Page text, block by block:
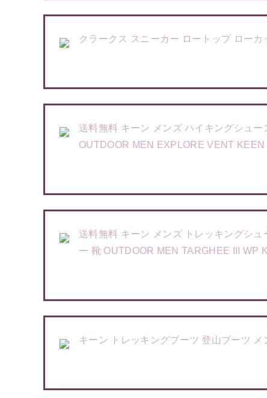
クラークス スニーカー ロートップ ロー
送料無料 キーン メンズ ハイキングシュ
OUTDOOR MEN EXPLORE VENT
送料無料 キーン メンズ トレッキングシ
ー 靴 OUTDOOR MEN TARGHEE III WP
キーン トレッキングブーツ 登山ブーツ